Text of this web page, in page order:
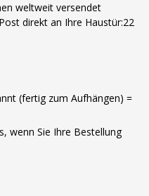
weltweit versendet
direkt an Ihre Haustür:22
(fertig zum Aufhängen) =
wenn Sie Ihre Bestellung